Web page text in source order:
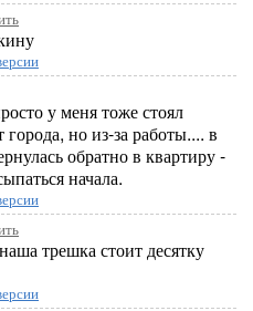
у меня тоже стоял
но из-за работы.... в
обратно в квартиру -
начала.
наша трешка стоит десятку